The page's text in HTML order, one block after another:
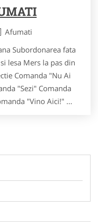
Afumati
Subordonarea fata
lesa Mers la pas din
Comanda "Nu Ai
"Sezi" Comanda
"Vino Aici!" ...